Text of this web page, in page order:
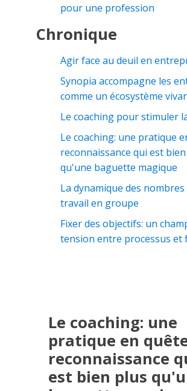
pour une profession
Chronique
Agir face au deuil en
Synopia accompagne les
comme un écosystème
Le coaching pour stimuler
Le coaching: une pratique
reconnaissance qui est
qu'une baguette magique
La dynamique des nombres
travail en groupe
Fixer des objectifs: un
tension entre processus et
Le coaching: une
pratique en
reconnaissance
est bien plus